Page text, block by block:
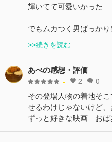
輝いてて可愛いかった
でもムカつく男ばっか
>>続きを読む
あべの感想・評価
- 2 0
その登場人物の着地そ
せるわけじゃないけど
ずっと好きな映画 おば